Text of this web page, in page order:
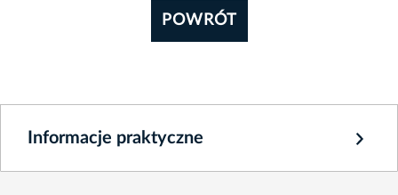
POWRÓT
Informacje praktyczne